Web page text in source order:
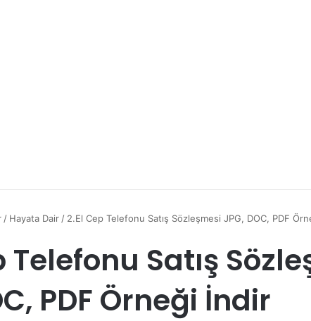
/ Hayata Dair / 2.El Cep Telefonu Satış Sözleşmesi JPG, DOC, PDF
Telefonu Satış
PDF Örneği İndir